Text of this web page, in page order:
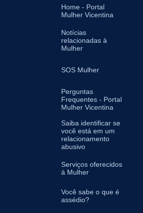
Home - Portal
Mulher Vicentina
Notícias
relacionadas à
Mulher
SOS Mulher
Perguntas
Frequentes - Portal
Mulher Vicentina
Saiba identificar se
você está em um
relacionamento
abusivo
Serviços oferecidos
à Mulher
Você sabe o que é
assédio?